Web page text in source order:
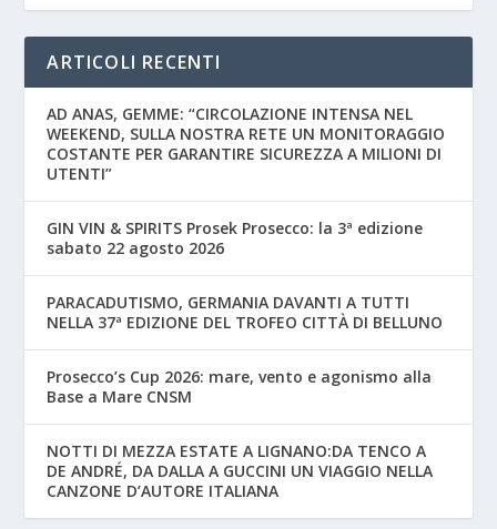
ARTICOLI RECENTI
AD ANAS, GEMME: “CIRCOLAZIONE INTENSA NEL
WEEKEND, SULLA NOSTRA RETE UN MONITORAGGIO
COSTANTE PER GARANTIRE SICUREZZA A MILIONI DI
UTENTI”
GIN VIN & SPIRITS Prosek Prosecco: la 3ª edizione
sabato 22 agosto 2026
PARACADUTISMO, GERMANIA DAVANTI A TUTTI
NELLA 37ª EDIZIONE DEL TROFEO CITTÀ DI BELLUNO
Prosecco’s Cup 2026: mare, vento e agonismo alla
Base a Mare CNSM
NOTTI DI MEZZA ESTATE A LIGNANO:DA TENCO A
DE ANDRÉ, DA DALLA A GUCCINI UN VIAGGIO NELLA
CANZONE D’AUTORE ITALIANA